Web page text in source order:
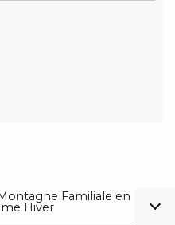
Familiale en
Hiver